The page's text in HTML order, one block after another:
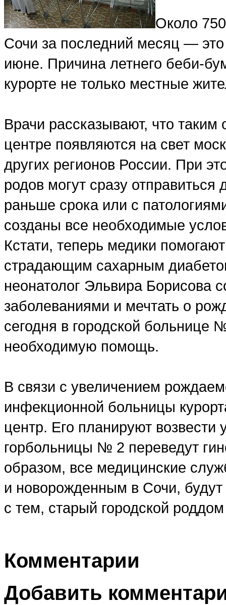
Около
Сочи за последний месяц —
июне. Причина летнего беби-
курорте не только местные
Врачи рассказывают, что
центре появляются на свет
других регионов России. При
родов могут сразу
раньше срока или с
созданы все необходимые
Кстати, теперь медики
страдающим сахарным
неонатолог Эльвира Борисова
заболеваниями и мечтать о
сегодня в городской
необходимую помощь.
В связи с увеличением
инфекционной больницы
центр. Его планируют возвести
горбольницы № 2 переведут
образом, все медицинские
и новорожденным в Сочи,
с тем, старый городской
Комментарии
Добавить